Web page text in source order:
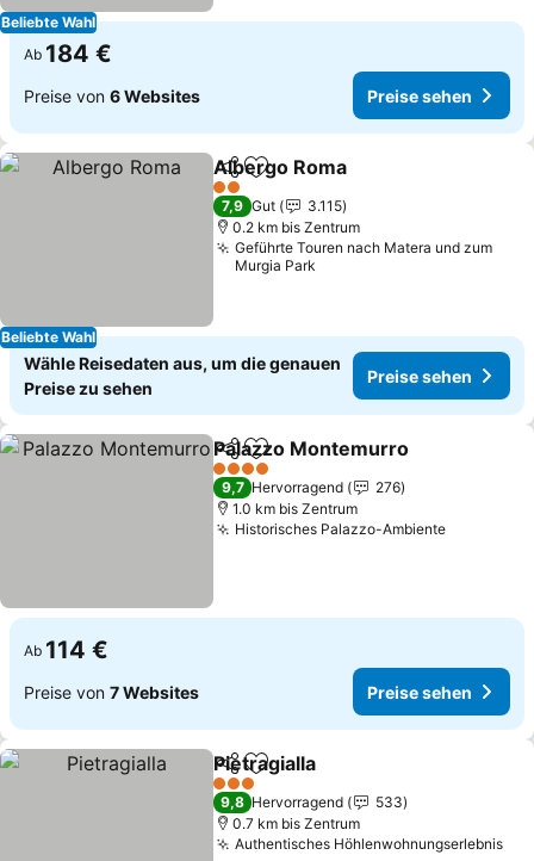
Beliebte Wahl
Ab 184 €
Preise von 6 Websites Preise sehen
Beliebte Wahl
TeilenZu Favoriten hinzufügen
Albergo Roma
2 Sterne
7,9 Gut
3.115
0.2 km bis Zentrum
Geführte Touren nach Matera und zum
Murgia Park
Wähle Reisedaten aus, um die genauen
Preise zu sehen
Preise sehen
TeilenZu Favoriten hinzufügen
Palazzo Montemurro
4 Sterne
9,7 Hervorragend
276
1.0 km bis Zentrum
Historisches Palazzo-AmbientePreise
Ab 114 €
Preise von 7 Websites Preise sehen
TeilenZu Favoriten hinzufügen
Pietragialla
3 Sterne
9,8 Hervorragend
533
0.7 km bis Zentrum
Authentisches Höhlenwohnungserlebnis